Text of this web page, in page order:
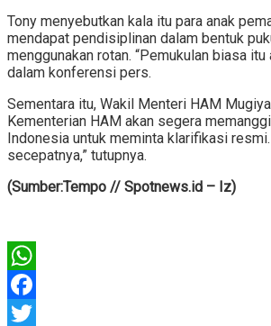
Tony menyebutkan kala itu para anak
mendapat pendisiplinan dalam bentuk
menggunakan rotan. “Pemukulan biasa itu
dalam konferensi pers.
Sementara itu, Wakil Menteri HAM
Kementerian HAM akan segera
Indonesia untuk meminta klarifikasi resmi.
secepatnya,” tutupnya.
(Sumber:Tempo // Spotnews.id – Iz)
WhatsApp
Facebook